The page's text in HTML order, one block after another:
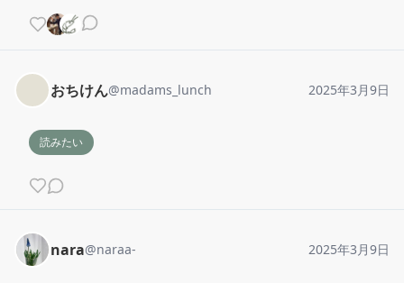
おちけん@madams_lunch 2025年3月9日
読みたい
nara@naraa- 2025年3月9日